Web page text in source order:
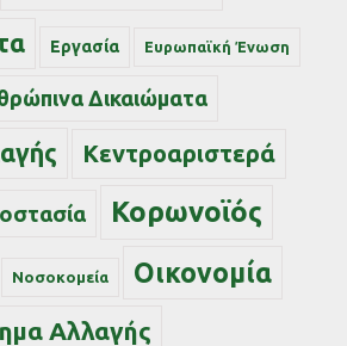
Εργασία Ευρωπαϊκή Ένωση
Δικαιώματα
Κεντροαριστερά
Κορωνοϊός
Νοσοκομεία Οικονομία
Αλλαγής